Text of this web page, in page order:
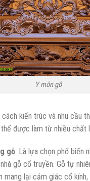
Y môn gỗ
cách kiến trúc và nhu cầu
được làm từ nhiều chất
gỗ: Là lựa chọn phổ biến
gỗ cổ truyền. Gỗ tự
mang lại cảm giác cổ kính,